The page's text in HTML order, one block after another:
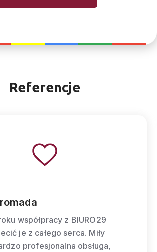
Referencje
Michał Mika
„(…)biuro posiada wykwalifikowaną
która zawsze służy pomocą i
nie mieliśmy żadnych zastrzeżeń co do